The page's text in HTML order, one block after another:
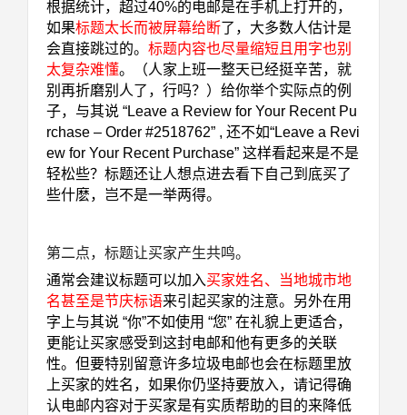
根据统计，超过40%的电邮是在手机上打开的，
如果标题太长而被屏幕给断了 ，大多数人估计是
会直接跳过的。 标题内容也尽量缩短且用字也别
太复杂难懂。（人家上班一整天已经挺辛苦，就
别再折磨别人了，行吗？）给你举个实际点的例
子，与其说 “Leave a Review for Your Recent Pu
rchase – Order #2518762” , 还不如“Leave a Revi
ew for Your Recent Purchase” 这样看起来是不是
轻松些？标题还让人想点进去看下自己到底买了
些什麽，岂不是一举两得。
第二点，标题让买家产生共鸣。
通常会建议标题可以加入买家姓名、
当地城市地
名甚至是节庆标语来引起买家的注意。另外在用
字上与其说 “你”不如使用 “您” 在礼貌上更适合，
更能让买家感受到这封电邮和他有更多的关联
性。但要特别留意许多垃圾电邮也会在标题里放
上买家的姓名，如果你仍坚持要放入，请记得确
认电邮内容对于买家是有实质帮助的目的来降低